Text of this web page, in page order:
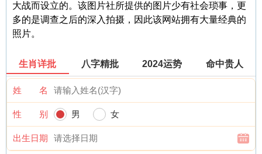
大战而设立的。该图片社所提供的图片少有社会琐事，更
多的是调查之后的深入拍摄，因此该网站拥有大量经典的
照片。
生肖详批 八字精批 2024运势 命中贵人
姓 名
性 别 男 女
出生日期